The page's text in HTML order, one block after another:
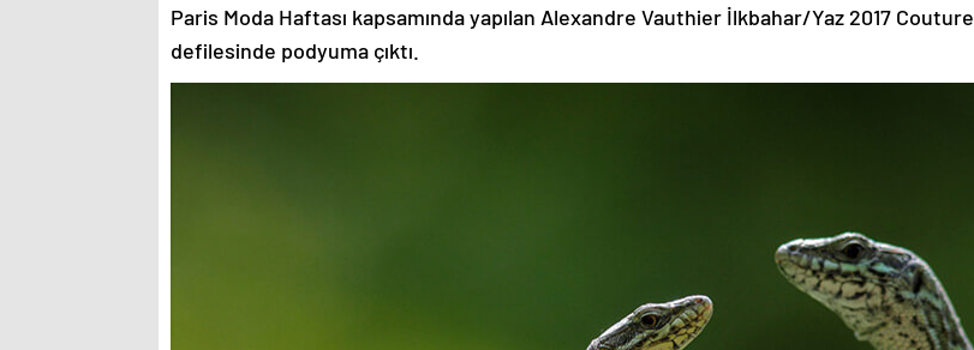
Paris Moda Haftası kapsamında yapılan Alexandre Vauthier İlkbahar/Yaz 2017 Couture
defilesinde podyuma çıktı.